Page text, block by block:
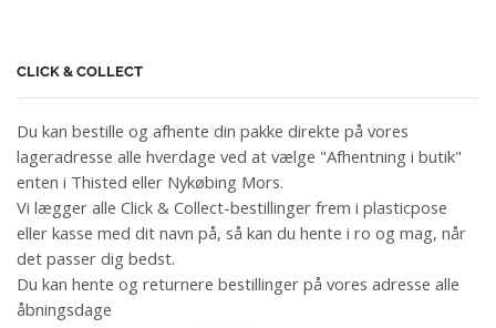
CLICK & COLLECT
Du kan bestille og afhente din pakke direkte på vores
lageradresse alle hverdage ved at vælge "Afhentning i butik"
enten i Thisted eller Nykøbing Mors.
Vi lægger alle Click & Collect-bestillinger frem i plasticpose
eller kasse med dit navn på, så kan du hente i ro og mag, når
det passer dig bedst.
Du kan hente og returnere bestillinger på vores adresse alle
åbningsdage